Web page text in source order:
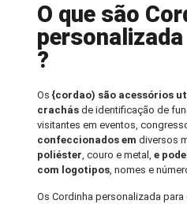
O que são
?
Os {cordao) são acessórios
crachás de identificação de
visitantes em eventos,
confeccionados emdiversos
poliéster, couro e metal,e
com logotipos, nomes e
Os Cordinha personalizada para